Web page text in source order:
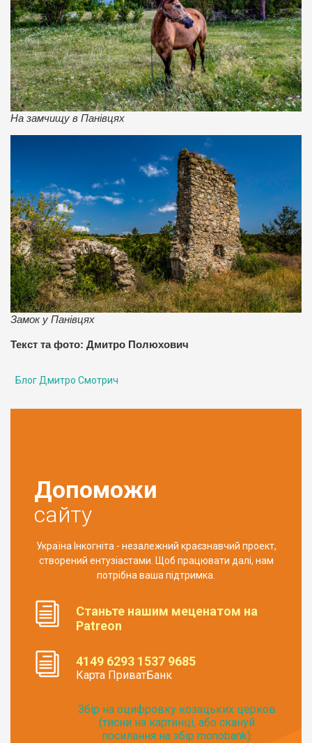
На замчищу в Панівцях
Замок у Панівцях
Текст та фото: Дмитро Полюхович
Блог Дмитро Смотрич
Допоможи
сайту
Україна Інкогніта - незалежний краєзнавчий проект,
створений ентузіастами. Щоб працювати далі, нам
потрібна ваша підтримка.
Станьте нашим меценатом на
Patreon
4149 6293 1537 9685
Карта ПриватБанк
Збір на оцифровку козацьких церков
(тисни на картинці, або скануй
посилання на збір monobank):